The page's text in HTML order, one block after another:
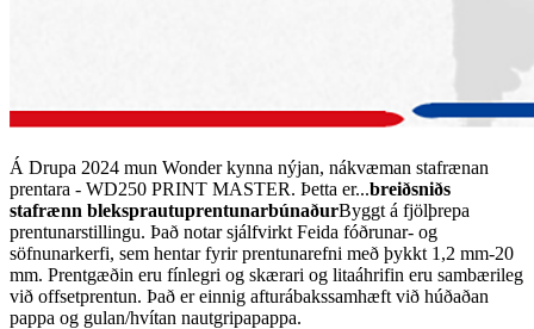
Á Drupa 2024 mun Wonder kynna nýjan, nákvæman stafrænan
prentara - WD250 PRINT MASTER. Þetta er...breiðsniðs
stafrænn bleksprautuprentunarbúnaðurByggt á fjölþrepa
prentunarstillingu. Það notar sjálfvirkt Feida fóðrunar- og
söfnunarkerfi, sem hentar fyrir prentunarefni með þykkt 1,2 mm-20
mm. Prentgæðin eru fínlegri og skærari og litaáhrifin eru sambærileg
við offsetprentun. Það er einnig afturábakssamhæft við húðaðan
pappa og gulan/hvítan nautgripapappa.